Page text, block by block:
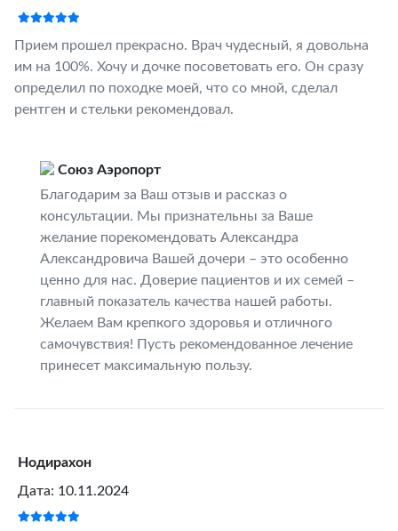
Прием прошел прекрасно. Врач чудесный, я довольна
им на 100%. Хочу и дочке посоветовать его. Он сразу
определил по походке моей, что со мной, сделал
рентген и стельки рекомендовал.
Союз Аэропорт
Благодарим за Ваш отзыв и рассказ о
консультации. Мы признательны за Ваше
желание порекомендовать Александра
Александровича Вашей дочери – это особенно
ценно для нас. Доверие пациентов и их семей –
главный показатель качества нашей работы.
Желаем Вам крепкого здоровья и отличного
самочувствия! Пусть рекомендованное лечение
принесет максимальную пользу.
Нодирахон
Дата: 10.11.2024